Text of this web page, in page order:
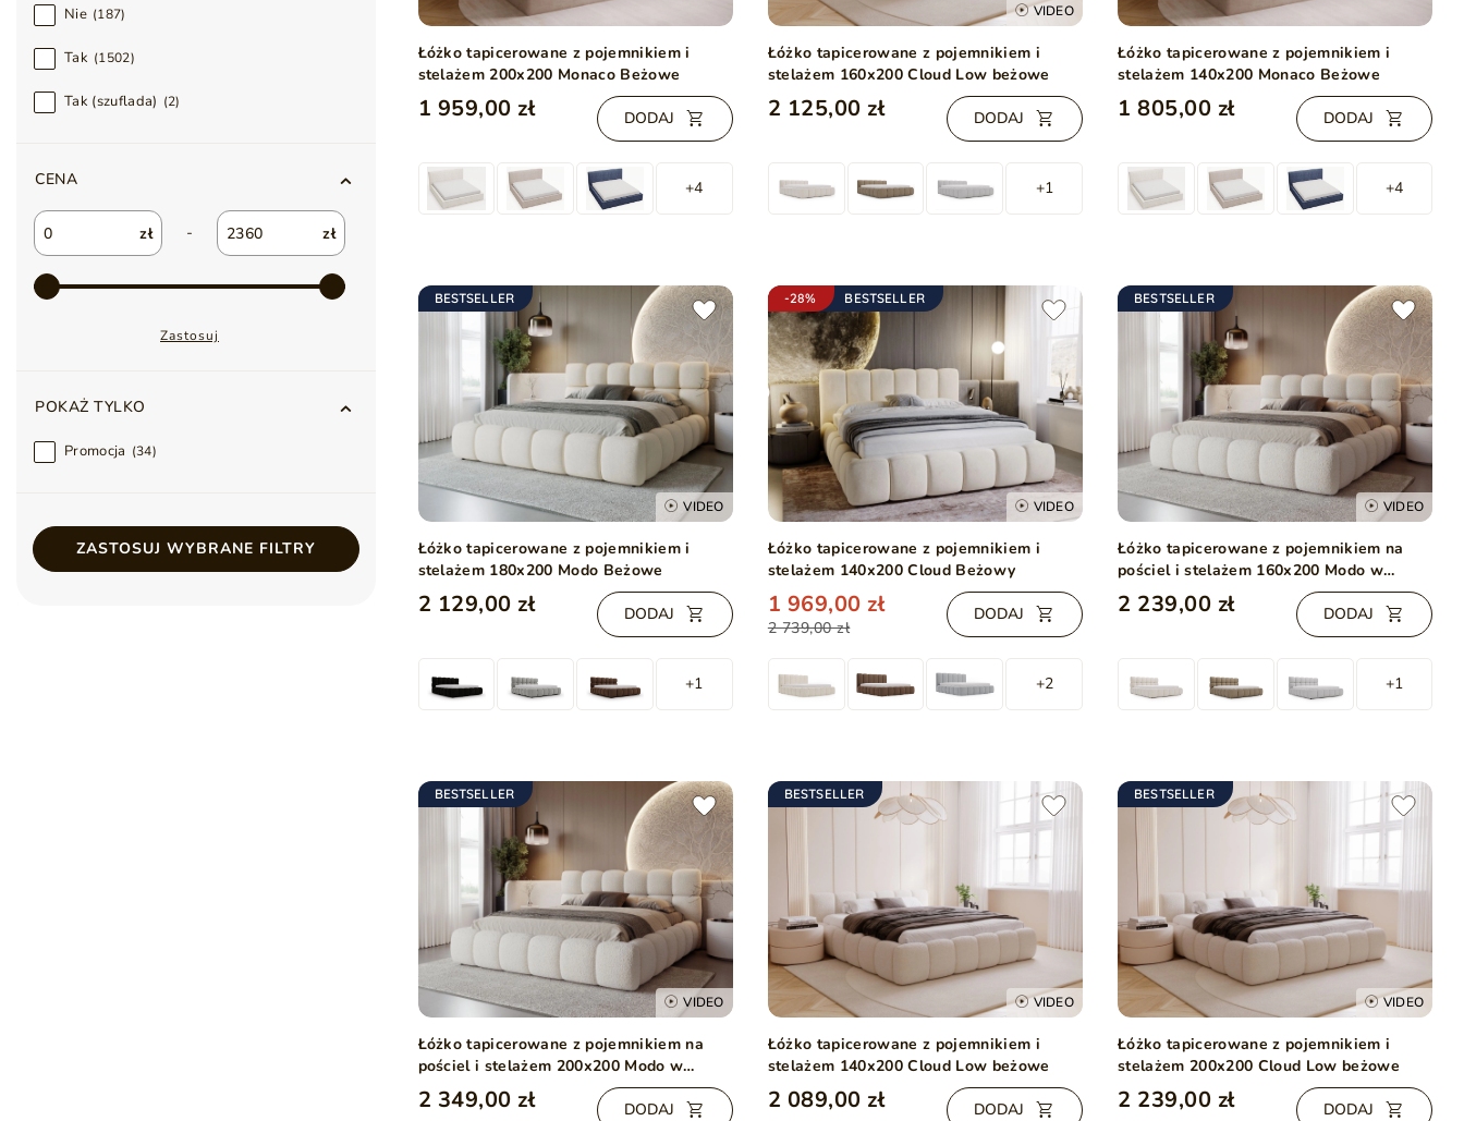
Nie 187
Tak 1502
Tak (szuflada) 2
CENA
zł - zł
Zastosuj
POKAŻ TYLKO
Promocja 34
ZASTOSUJ WYBRANE FILTRY
Łóżko tapicerowane z pojemnikiem i
stelażem 200x200 Monaco Beżowe
1 959,00 zł DODAJ
+4
VIDEO
Łóżko tapicerowane z pojemnikiem i
stelażem 160x200 Cloud Low beżowe
2 125,00 zł DODAJ
+1
Łóżko tapicerowane z pojemnikiem i
stelażem 140x200 Monaco Beżowe
1 805,00 zł DODAJ
+4
BESTSELLER
VIDEO
Łóżko tapicerowane z pojemnikiem i
stelażem 180x200 Modo Beżowe
2 129,00 zł DODAJ
+1
-28% BESTSELLER
VIDEO
Łóżko tapicerowane z pojemnikiem i
stelażem 140x200 Cloud Beżowy
2 739,00 zł
1 969,00 zł DODAJ
+2
BESTSELLER
VIDEO
Łóżko tapicerowane z pojemnikiem na
pościel i stelażem 160x200 Modo w
tkaninie bouclé Beżowe
2 239,00 zł DODAJ
+1
BESTSELLER
VIDEO
Łóżko tapicerowane z pojemnikiem na
pościel i stelażem 200x200 Modo w
tkaninie bouclé Beżowe
2 349,00 zł DODAJ
BESTSELLER
VIDEO
Łóżko tapicerowane z pojemnikiem i
stelażem 140x200 Cloud Low beżowe
2 089,00 zł DODAJ
BESTSELLER
VIDEO
Łóżko tapicerowane z pojemnikiem i
stelażem 200x200 Cloud Low beżowe
2 239,00 zł DODAJ